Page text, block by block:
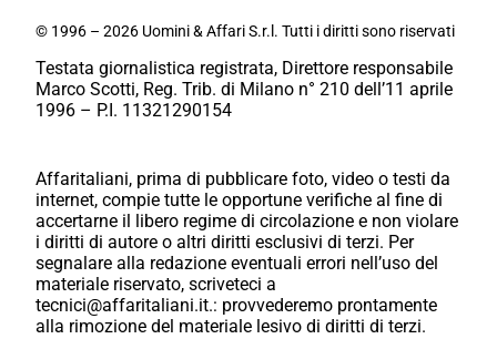
© 1996 – 2026 Uomini & Affari S.r.l. Tutti i diritti sono riservati
Testata giornalistica registrata, Direttore responsabile
Marco Scotti, Reg. Trib. di Milano n° 210 dell’11 aprile
1996 – P.I. 11321290154
Affaritaliani, prima di pubblicare foto, video o testi da
internet, compie tutte le opportune verifiche al fine di
accertarne il libero regime di circolazione e non violare
i diritti di autore o altri diritti esclusivi di terzi. Per
segnalare alla redazione eventuali errori nell’uso del
materiale riservato, scriveteci a
tecnici@affaritaliani.it.: provvederemo prontamente
alla rimozione del materiale lesivo di diritti di terzi.